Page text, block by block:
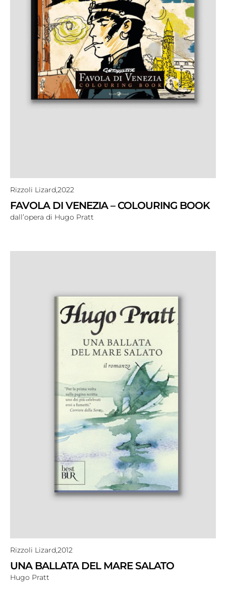
Rizzoli Lizard,2022
FAVOLA DI VENEZIA – COLOURING BOOK
dall’opera di Hugo Pratt
Rizzoli Lizard,2012
UNA BALLATA DEL MARE SALATO
Hugo Pratt